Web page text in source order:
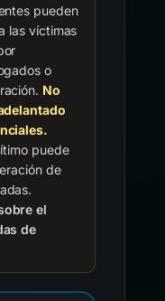
pueden
las víctimas
o
No
puede
de
el
de